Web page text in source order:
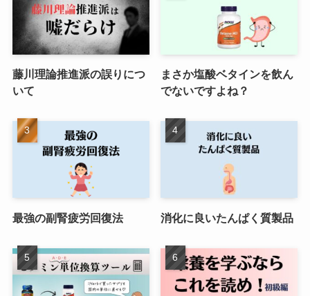
藤川理論推進派の誤りにつ
いて
まさか塩酸ベタインを飲ん
でないですよね？
最強の副腎疲労回復法 消化に良いたんぱく質製品